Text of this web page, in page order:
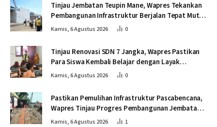
Tinjau Jembatan Teupin Mane, Wapres Tekankan
Pembangunan Infrastruktur Berjalan Tepat Mutu
dan Tepat Waktu
Kamis, 6 Agustus 2026 0
Tinjau Renovasi SDN 7 Jangka, Wapres Pastikan
Para Siswa Kembali Belajar dengan Layak
Pascabencana
Kamis, 6 Agustus 2026 0
Pastikan Pemulihan Infrastruktur Pascabencana,
Wapres Tinjau Progres Pembangunan Jembatan
Krueng Tingkeum Bireuen
Kamis, 6 Agustus 2026 1